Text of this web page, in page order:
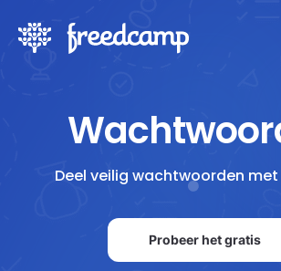
Deel veilig wachtwoorden
Probeer het gratis